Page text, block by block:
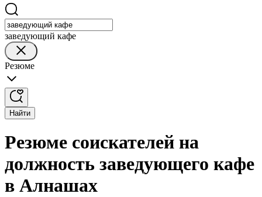
заведующий кафе
Резюме
Найти
Резюме соискателей на
должность заведующего кафе
в Алнашах